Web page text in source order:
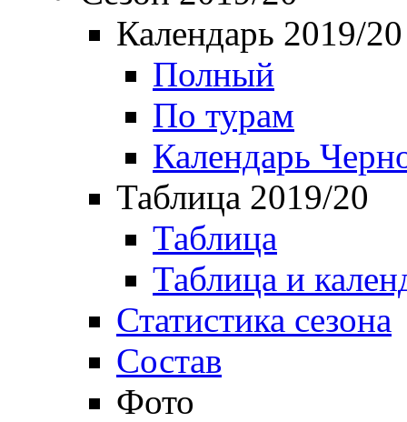
Календарь 2019/20
Полный
По турам
Календарь
Таблица 2019/20
Таблица
Таблица и
Статистика сезона
Состав
Фото